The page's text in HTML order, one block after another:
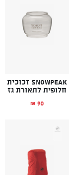
SnowPeak זכוכית
חלופית לתאורת גז
₪ 90